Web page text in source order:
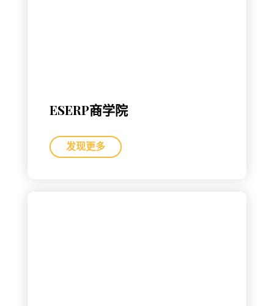
ESERP商学院
发现更多